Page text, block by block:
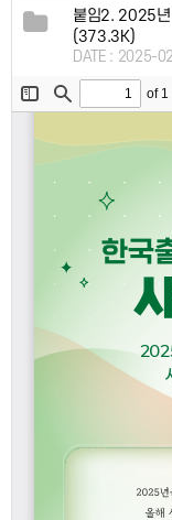
붙임2. 2025년
(373.3K)
DATE : 2025-